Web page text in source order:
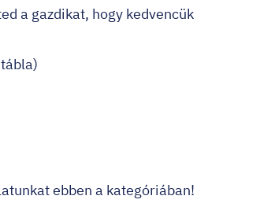
a gazdikat, hogy kedvencük
ebben a kategóriában!